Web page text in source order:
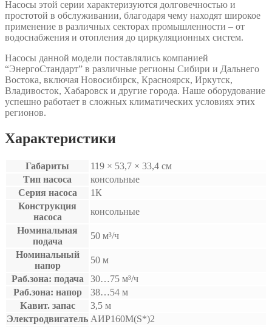
Насосы этой серии характеризуются долговечностью и
простотой в обслуживании, благодаря чему находят широкое
применение в различных секторах промышленности – от
водоснабжения и отопления до циркуляционных систем.
Насосы данной модели поставлялись компанией
“ЭнергоСтандарт” в различные регионы Сибири и Дальнего
Востока, включая Новосибирск, Красноярск, Иркутск,
Владивосток, Хабаровск и другие города. Наше оборудование
успешно работает в сложных климатических условиях этих
регионов.
Характеристики
Габариты
119 × 53,7 × 33,4 см
Тип насоса
консольные
Серия насоса
1К
Конструкция
насоса
консольные
Номинальная
подача
50 м³/ч
Номинальный
напор
50 м
Раб.зона: подача
30…75 м³/ч
Раб.зона: напор
38…54 м
Кавит. запас
3,5 м
Электродвигатель АИР160M(S*)2